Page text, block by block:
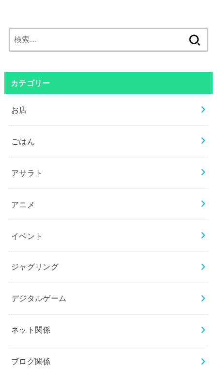
索:
カテゴリー
お店
ごはん
アサラト
アニメ
イベント
ジャグリング
デジタルゲーム
ネット関係
ブログ関係